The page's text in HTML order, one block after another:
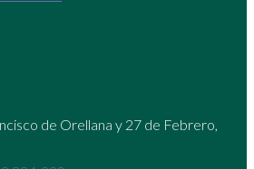
de Orellana y 27 de Febrero,